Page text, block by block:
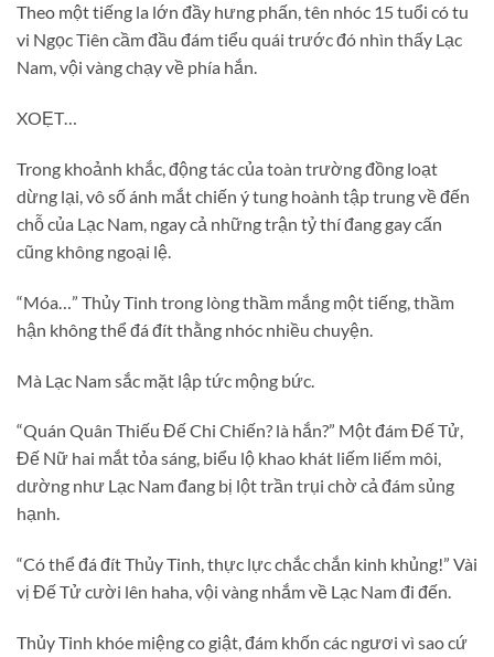
Theo một tiếng la lớn đầy hưng phấn, tên nhóc 15 tuổi có tu
vi Ngọc Tiên cầm đầu đám tiểu quái trước đó nhìn thấy Lạc
Nam, vội vàng chạy về phía hắn.
XOẸT…
Trong khoảnh khắc, động tác của toàn trường đồng loạt
dừng lại, vô số ánh mắt chiến ý tung hoành tập trung về đến
chỗ của Lạc Nam, ngay cả những trận tỷ thí đang gay cấn
cũng không ngoại lệ.
“Móa…” Thủy Tinh trong lòng thầm mắng một tiếng, thầm
hận không thể đá đít thằng nhóc nhiều chuyện.
Mà Lạc Nam sắc mặt lập tức mộng bức.
“Quán Quân Thiếu Đế Chi Chiến? là hắn?” Một đám Đế Tử,
Đế Nữ hai mắt tỏa sáng, biểu lộ khao khát liếm liếm môi,
dường như Lạc Nam đang bị lột trần trụi chờ cả đám sủng
hạnh.
“Có thể đá đít Thủy Tinh, thực lực chắc chắn kinh khủng!” Vài
vị Đế Tử cười lên haha, vội vàng nhắm về Lạc Nam đi đến.
Thủy Tinh khóe miệng co giật, đám khốn các ngươi vì sao cứ